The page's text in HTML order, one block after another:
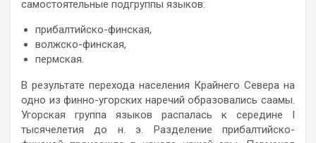
самостоятельные подгруппы языков:
прибалтийско-финская,
волжско-финская,
пермская.
В результате перехода населения Крайнего Севера на
одно из финно-угорских наречий образовались саамы.
Угорская группа языков распалась к середине I
тысячелетия до н. э. Разделение прибалтийско-